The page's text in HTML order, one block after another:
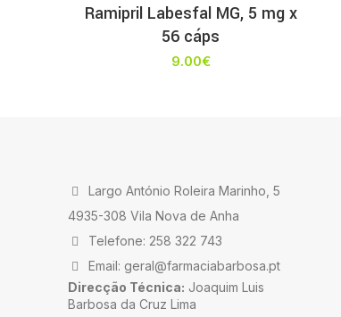
T
Ramipril Labesfal MG, 5 mg x
56 cáps
9.00€
Largo António Roleira Marinho, 5
4935-308 Vila Nova de Anha
Telefone: 258 322 743
Email: geral@farmaciabarbosa.pt
Direcção Técnica: Joaquim Luis
Barbosa da Cruz Lima